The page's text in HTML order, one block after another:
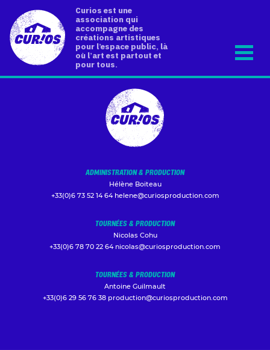
Curios est une
association qui
accompagne des
créations artistiques
pour l’espace public, là
où l’art est partout et
pour tous.
ADMINISTRATION & PRODUCTION
Hélène Boiteau
+33(0)6 73 52 14 64 helene@curiosproduction.com
TOURNÉES & PRODUCTION
Nicolas Cohu
+33(0)6 78 70 22 64 nicolas@curiosproduction.com
TOURNÉES & PRODUCTION
Antoine Guilmault
+33(0)6 29 56 76 38 production@curiosproduction.com